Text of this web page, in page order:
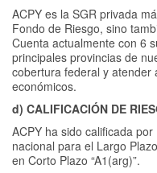
ACPY es la SGR privada
Fondo de Riesgo, sino
Cuenta actualmente con 6
principales provincias de
cobertura federal y atender
económicos.
d) CALIFICACIÓN DE
ACPY ha sido calificada
nacional para el Largo
en Corto Plazo “A1(arg)”.